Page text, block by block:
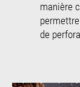
manière
de